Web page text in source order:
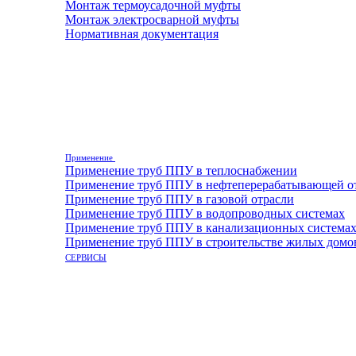
Монтаж термоусадочной муфты
Монтаж электросварной муфты
Нормативная документация
Применение
Применение труб ППУ в теплоснабжении
Применение труб ППУ в нефтеперерабатывающей
Применение труб ППУ в газовой отрасли
Применение труб ППУ в водопроводных системах
Применение труб ППУ в канализационных системах
Применение труб ППУ в строительстве жилых
СЕРВИСЫ